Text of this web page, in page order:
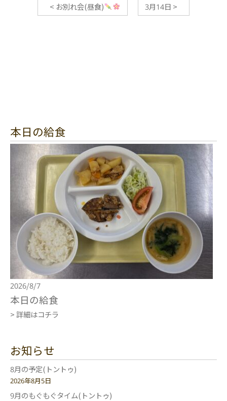
< お別れ会(昼食) 3月14日 >
本日の給食
2026/8/7
本日の給食
> 詳細はコチラ
お知らせ
8月の予定(トントゥ)
2026年8月5日
9月のもぐもぐタイム(トントゥ)